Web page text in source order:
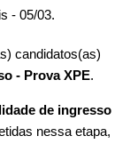
- 05/03.
candidatos(as)
- Prova XPE.
de ingresso
nessa etapa,